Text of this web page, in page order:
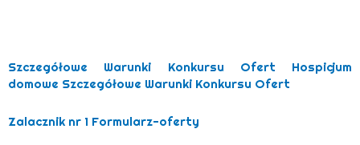
Szczegółowe Warunki Konkursu Ofert Hospicjum
domowe Szczegółowe Warunki Konkursu Ofert
Zalacznik nr 1 Formularz-oferty